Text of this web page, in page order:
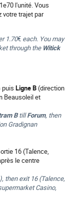
l'unité. Vous
votre trajet par
1.70€ each. You may
through the Witick
puis Ligne B(direction
Beausoleil et
BtillForum, then
Gradignan
16 (Talence,
le centre
then exit 16 (Talence,
Casino,